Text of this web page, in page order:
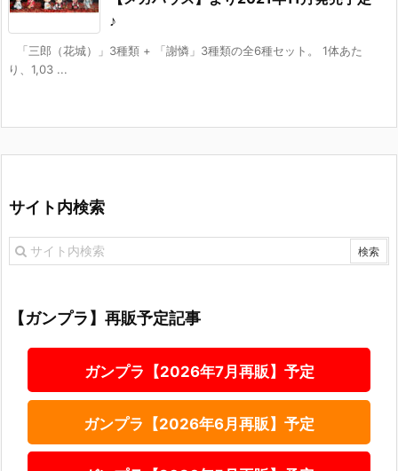
♪
「三郎（花城）」3種類 + 「謝憐」3種類の全6種セット。 1体あた
り、1,03 ...
サイト内検索
【ガンプラ】再販予定記事
ガンプラ【2026年7月再販】予定
ガンプラ【2026年6月再販】予定